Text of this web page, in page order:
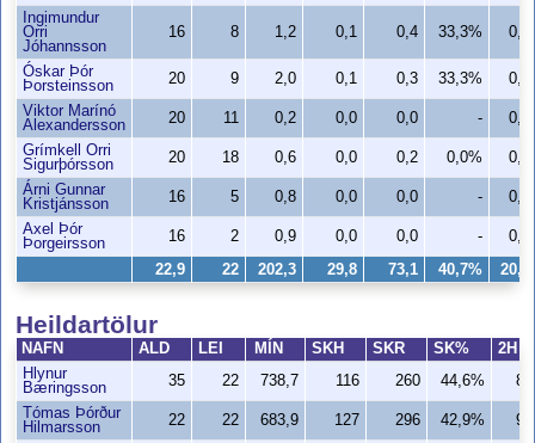
Heildartölur
NAFN ALD LEI MÍN SKH SKR SK%
2H
Hlynur
Bæringsson
35 22 738,7 116 260 44,6%
85
Tómas Þórður
Hilmarsson
22 22 683,9 127 296 42,9%
91
Ingimundur
Orri
Jóhannsson
16 8 1,2 0,1 0,4 33,3% 0,0
Óskar Þór
Þorsteinsson
20 9 2,0 0,1 0,3 33,3%
0,1
Viktor Marínó
Alexandersson
20 11 0,2 0,0 0,0 -
0,0
Grímkell Orri
Sigurþórsson
20 18 0,6 0,0 0,2 0,0%
0,0
Árni Gunnar
Kristjánsson
16 5 0,8 0,0 0,0 -
0,0
Axel Þór
Þorgeirsson
16 2 0,9 0,0 0,0 - 0,0
22,9 22 202,3 29,8 73,1 40,7% 20,3